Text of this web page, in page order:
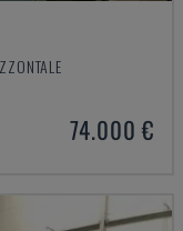
74.000 €